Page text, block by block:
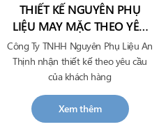
THIẾT KẾ NGUYÊN PHỤ
LIỆU MAY MẶC THEO YÊU
CẦU CỦA KHÁCH HÀNG
Công Ty TNHH Nguyên Phụ Liệu An
Thịnh nhận thiết kế theo yêu cầu
của khách hàng
Xem thêm